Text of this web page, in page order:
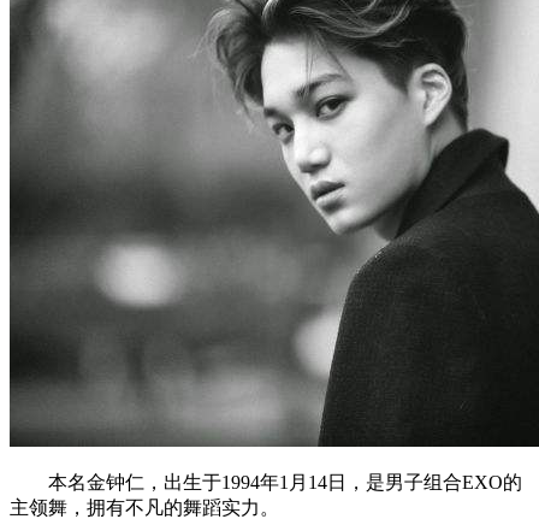
本名金钟仁，出生于1994年1月14日，是男子组合EXO的
主领舞，拥有不凡的舞蹈实力。